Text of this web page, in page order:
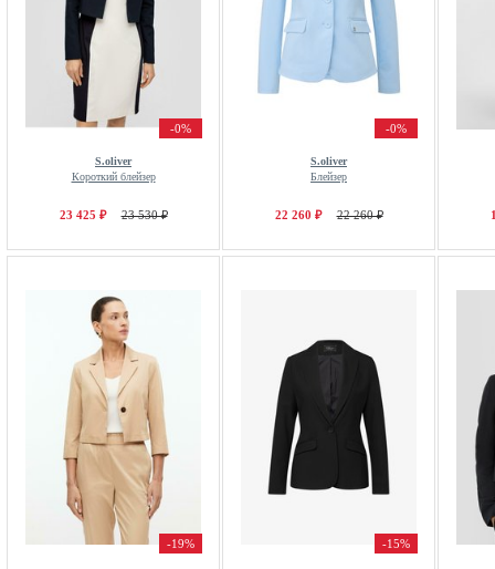
-0%
S.oliver
Короткий блейзер
23 425 ₽ 23 530 ₽
-0%
S.oliver
Блейзер
22 260 ₽ 22 260 ₽
-19% -15%